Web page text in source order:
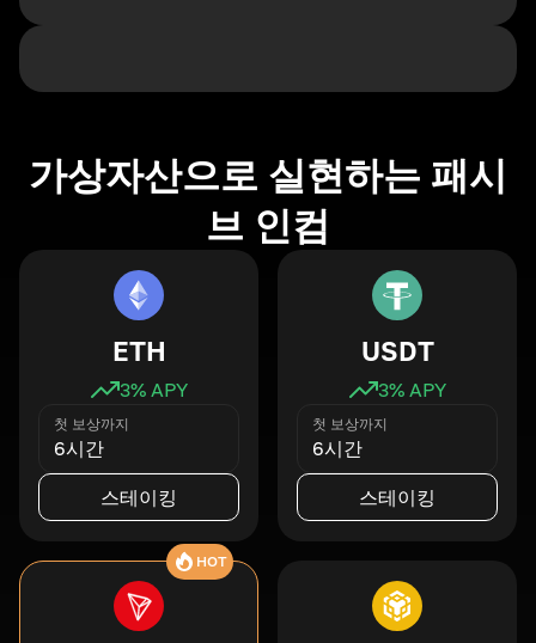
가상자산으로 실현하는 패시
브 인컴
ETH
3% APY
첫 보상까지
6시간
스테이킹
USDT
3% APY
첫 보상까지
6시간
스테이킹
HOT